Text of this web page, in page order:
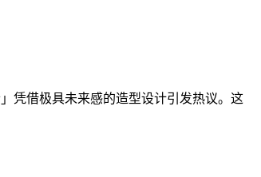
凭借极具未来感的造型设计引发热议。这